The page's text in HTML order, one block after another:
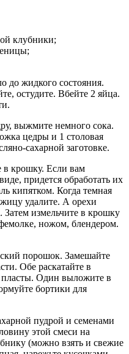
клубники;
до жидкого состояния.
остудите. Вбейте 2 яйца.
выжмите немного сока.
цедры и 1 столовая
сахарной заготовке.
крошку. Если вам
придется обработать их
кипятком. Когда темная
удалите. А орехи
измельчите в крошку
ножом, блендером.
порошок. Замешайте
Обе раскатайте в
Один выложите в
бортики для
пудрой и семенами
этой смеси на
(можно взять и свежие